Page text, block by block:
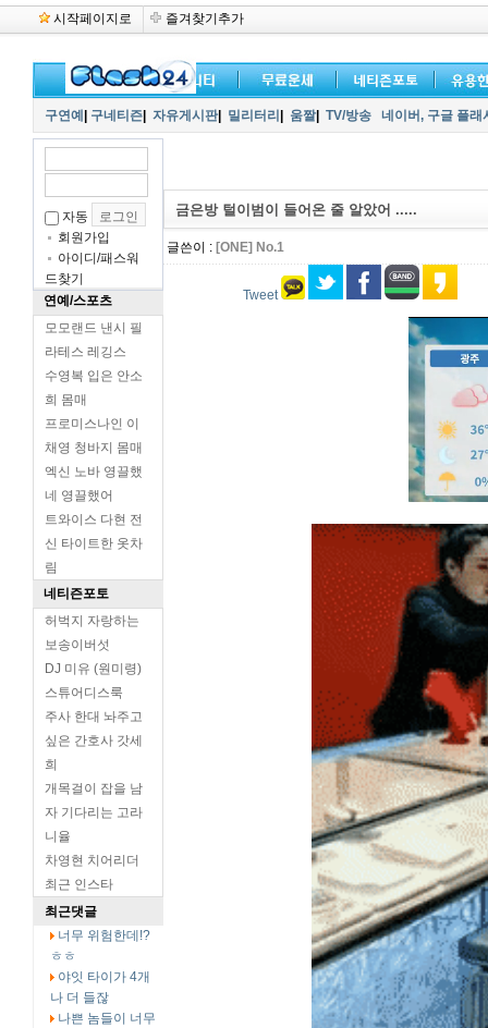
시작페이지로 즐겨찾기추가
구연예 구네티즌 자유게시판| 밀리터리 움짤| TV/방송 네이버, 구글 플
자동
회원가입
아이디/패스워
드찾기
연예/스포츠
모모랜드 낸시 필
라테스 레깅스
수영복 입은 안소
희 몸매
프로미스나인 이
채영 청바지 몸매
엑신 노바 영끌했
네 영끌했어
트와이스 다현 전
신 타이트한 옷차
림
네티즌포토
허벅지 자랑하는
보송이버섯
DJ 미유 (원미령)
스튜어디스룩
주사 한대 놔주고
싶은 간호사 갓세
희
개목걸이 잡을 남
자 기다리는 고라
니율
차영현 치어리더
최근 인스타
최근댓글
너무 위험한데!?
ㅎㅎ
야잇 타이가 4개
나 더 들잖
나쁜 놈들이 너무
금은방 털이범이 들어온 줄 알았어 .....
글쓴이 : [ONE] No.1
Tweet